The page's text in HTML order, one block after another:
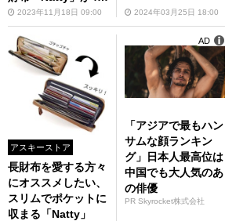
0％オフ！
2023年11月18日 09:00 2024年03月25日 18:00
アスキーストア
長財布を愛する方々
にオススメしたい、
スリムでポケットに
収まる「Natty」
「アジアで最もハン
サムな顔ランキン
グ」日本人最高位は
中国でも大人気のあ
の俳優
PR Skyrocket株式会社
AD